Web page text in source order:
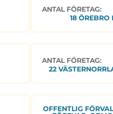
ANTAL FÖRETAG:
18 ÖREBRO
ANTAL FÖRETAG:
22
OFFENTLIG